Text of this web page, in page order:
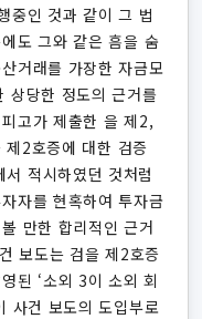
중인 것과 같이 그 법
도 그와 같은 흠을 숨
거래를 가장한 자금모
상당한 정도의 근거를
고가 제출한 을 제2,
2호증에 대한 검증
적시하였던 것처럼
자를 현혹하여 투자금
만한 합리적인 근거
보도는 검을 제2호증
된 ‘소외 3이 소외 회
사건 보도의 도입부로